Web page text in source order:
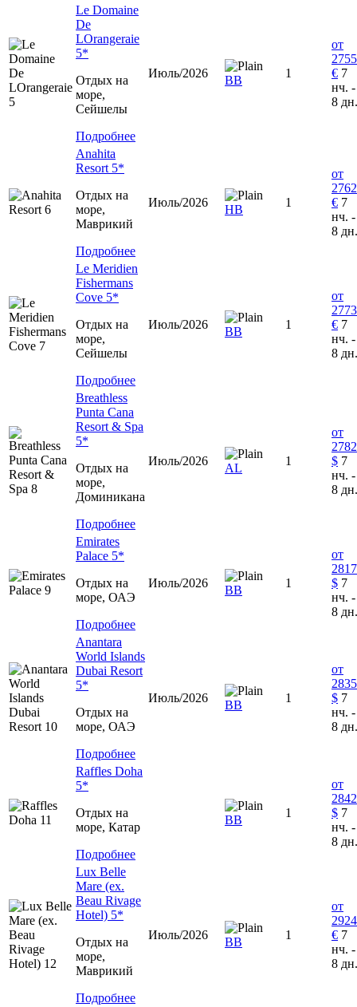
Le Domaine
De
LOrangeraie
5*
Отдых на
море,
Сейшелы
Подробнее
Июль/2026
ВВ
1
от
2755
€ 7
нч. -
8 дн.
Anahita
Resort 5*
Отдых на
море,
Маврикий
Подробнее
Июль/2026
HB
1
от
2762
€ 7
нч. -
8 дн.
Le Meridien
Fishermans
Cove 5*
Отдых на
море,
Сейшелы
Подробнее
Июль/2026
ВВ
1
от
2773
€ 7
нч. -
8 дн.
Breathless
Punta Cana
Resort & Spa
5*
Отдых на
море,
Доминиканa
Подробнее
Июль/2026
AL
1
от
2782
$ 7
нч. -
8 дн.
Emirates
Palace 5*
Отдых на
море, ОАЭ
Подробнее
Июль/2026
ВВ
1
от
2817
$ 7
нч. -
8 дн.
Anantara
World Islands
Dubai Resort
5*
Отдых на
море, ОАЭ
Подробнее
Июль/2026
BB
1
от
2835
$ 7
нч. -
8 дн.
Raffles Doha
5*
Отдых на
море, Катар
Подробнее
ВВ
1
от
2842
$ 7
нч. -
8 дн.
Lux Belle
Mare (ex.
Beau Rivage
Hotel) 5*
Отдых на
море,
Маврикий
Подробнее
Июль/2026
ВВ
1
от
2924
€ 7
нч. -
8 дн.